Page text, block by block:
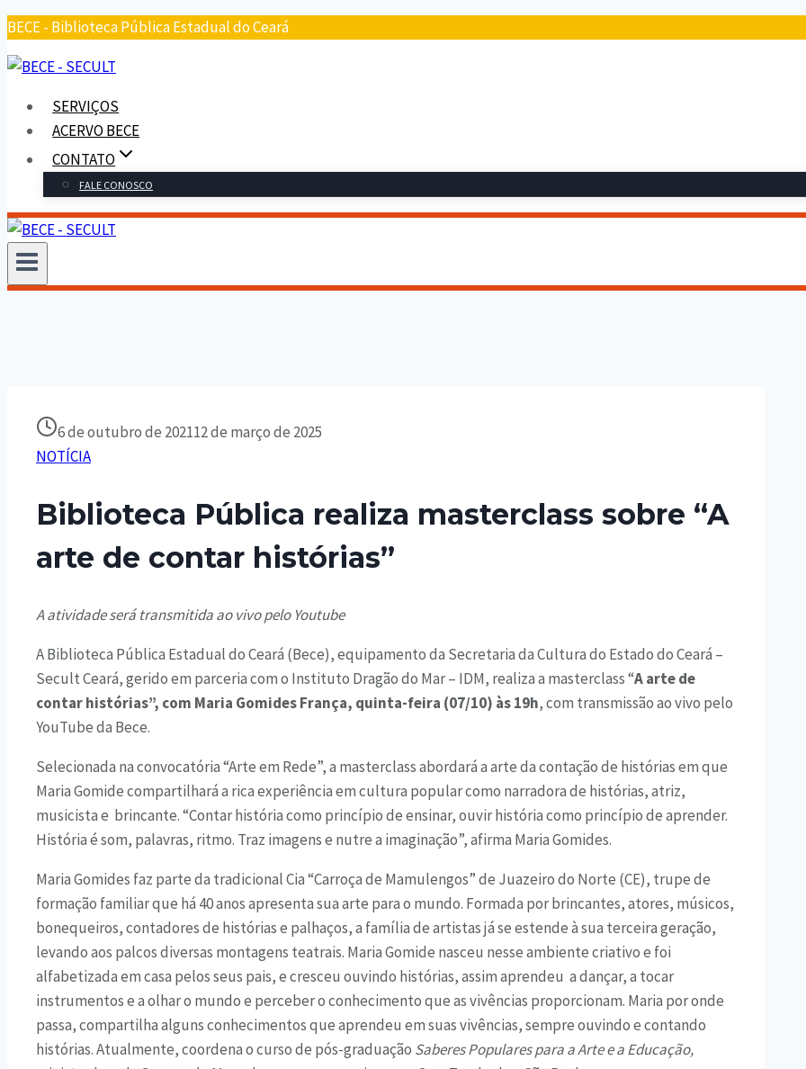
BECE - Biblioteca Pública Estadual do Ceará
SERVIÇOS
ACERVO BECE
CONTATO
FALE CONOSCO
6 de outubro de 202112 de março de 2025
NOTÍCIA
Biblioteca Pública realiza masterclass sobre “A
arte de contar histórias”
A atividade será transmitida ao vivo pelo Youtube
A Biblioteca Pública Estadual do Ceará (Bece), equipamento da Secretaria da Cultura do Estado do Ceará –
Secult Ceará, gerido em parceria com o Instituto Dragão do Mar – IDM, realiza a masterclass “A arte de
contar histórias”, com Maria Gomides França, quinta-feira (07/10) às 19h, com transmissão ao vivo pelo
YouTube da Bece.
Selecionada na convocatória “Arte em Rede”, a masterclass abordará a arte da contação de histórias em que
Maria Gomide compartilhará a rica experiência em cultura popular como narradora de histórias, atriz,
musicista e brincante. “Contar história como princípio de ensinar, ouvir história como princípio de aprender.
História é som, palavras, ritmo. Traz imagens e nutre a imaginação”, afirma Maria Gomides.
Maria Gomides faz parte da tradicional Cia “Carroça de Mamulengos” de Juazeiro do Norte (CE), trupe de
formação familiar que há 40 anos apresenta sua arte para o mundo. Formada por brincantes, atores, músicos,
bonequeiros, contadores de histórias e palhaços, a família de artistas já se estende à sua terceira geração,
levando aos palcos diversas montagens teatrais. Maria Gomide nasceu nesse ambiente criativo e foi
alfabetizada em casa pelos seus pais, e cresceu ouvindo histórias, assim aprendeu a dançar, a tocar
instrumentos e a olhar o mundo e perceber o conhecimento que as vivências proporcionam. Maria por onde
passa, compartilha alguns conhecimentos que aprendeu em suas vivências, sempre ouvindo e contando
histórias. Atualmente, coordena o curso de pós-graduação Saberes Populares para a Arte e a Educação,